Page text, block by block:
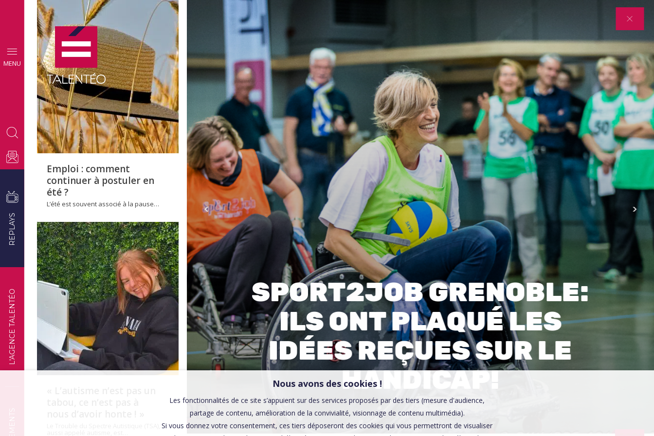
MENU
L'AGENCE TALENTÉO
REPLAYS
CONSEILS
EMPLOI
Emploi : comment
continuer à postuler en
été ?
L’été est souvent associé à la pause…
TÉMOIGNAGES
SPORT2JOB GRENOBLE:
ILS ONT PLAQUÉ LES
IDÉES REÇUES SUR LE
HANDICAP!
Affaires sensibles
00:00
Nous avons des cookies !
Les fonctionnalités de ce site s’appuient sur des services proposés par des tiers (mesure d'audience,
partage de contenu, amélioration de la convivialité, visionnage de contenu multimédia).
Si vous donnez votre consentement, ces tiers déposeront des cookies qui vous permettront de visualiser